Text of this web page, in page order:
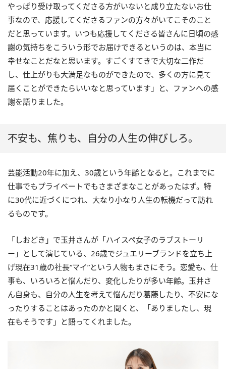
やっぱり受け取ってくださる方がいないと成り立たないお仕
事なので、応援してくださるファンの方々がいてこそのこと
だと思っています。いつも応援してくださる皆さんに日頃の感
謝の気持ちをこういう形でお届けできるというのは、本当に
幸せなことだなと思います。すごくすてきで大切な二作だ
し、仕上がりも大満足なものができたので、多くの方に見て
届くことができたらいいなと思っています」と、ファンへの感
謝を語りました。
不安も、焦りも、自分の人生の伸びしろ。
芸能活動20年に加え、30歳という年齢となると。これまでに
仕事でもプライベートでもさまざまなことがあったはず。特
に30代に近づくにつれ、大なり小なり人生の転機だって訪れ
るものです。
「しおどき」で玉井さんが「ハイスペ女子のラブストーリ
ー」として演じている、26歳でジュエリーブランドを立ち上
げ現在31歳の社長“マイ”という人物もまさにそう。恋愛も、仕
事も、いろいろと悩んだり、変化したりが多い年齢。玉井さ
ん自身も、自分の人生を考えて悩んだり葛藤したり、不安にな
ったりすることはあったのかと聞くと、「ありましたし、現
在もそうです」と語ってくれました。